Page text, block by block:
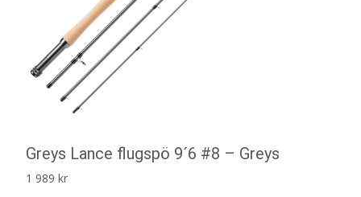
Greys Lance flugspö 9´6 #8 – Greys
1 989 kr